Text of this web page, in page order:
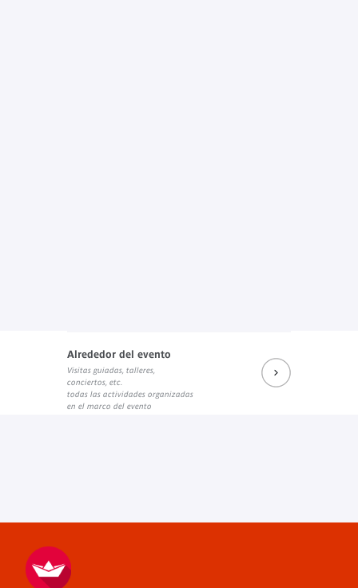
Alrededor del evento
Visitas guiadas, talleres,
conciertos, etc.
todas las actividades organizadas
en el marco del evento